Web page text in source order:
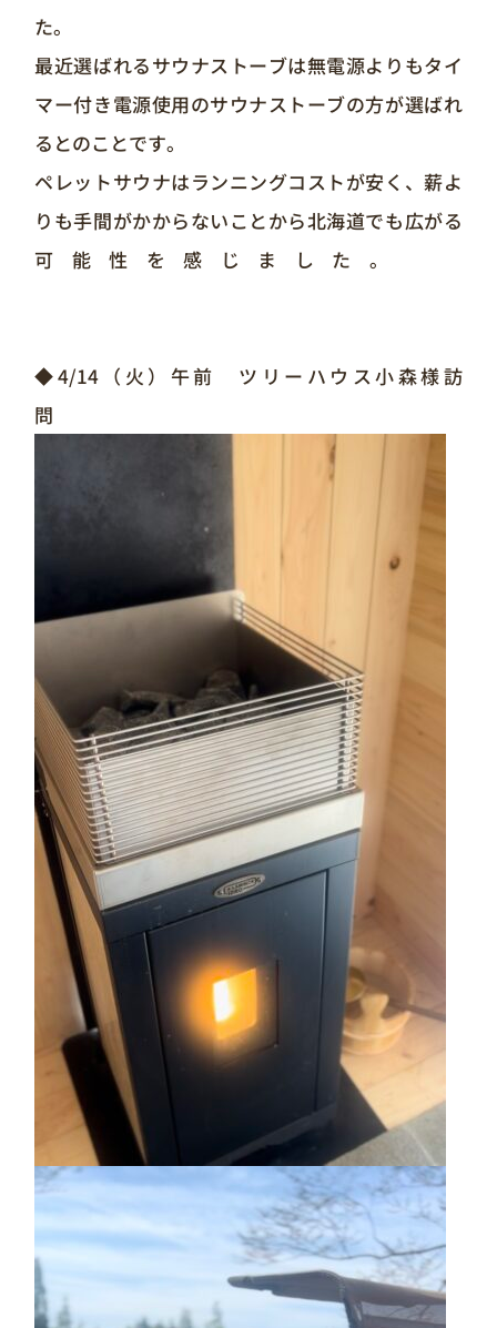
た。
最近選ばれるサウナストーブは無電源よりもタイ
マー付き電源使用のサウナストーブの方が選ばれ
るとのことです。
ペレットサウナはランニングコストが安く、薪よ
りも手間がかからないことから北海道でも広がる
可能性を感じました。
◆4/14（火）午前 ツリーハウス小森様訪